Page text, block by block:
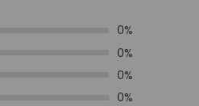
0%
0%
0%
0%